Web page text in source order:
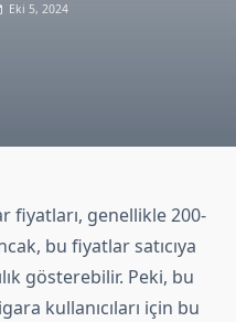
Eki 5, 2024
fiyatları, genellikle 200-
bu fiyatlar satıcıya
gösterebilir. Peki, bu
kullanıcıları için bu